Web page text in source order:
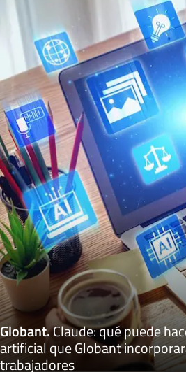
Globant.Claude: qué puede
artificial que Globant
trabajadores